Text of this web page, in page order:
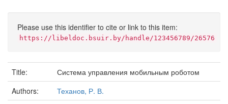
Please use this identifier to cite or link to this item:
https://libeldoc.bsuir.by/handle/123456789/26576
Title:
Система управления мобильным роботом
Authors:
Теханов, Р. В.